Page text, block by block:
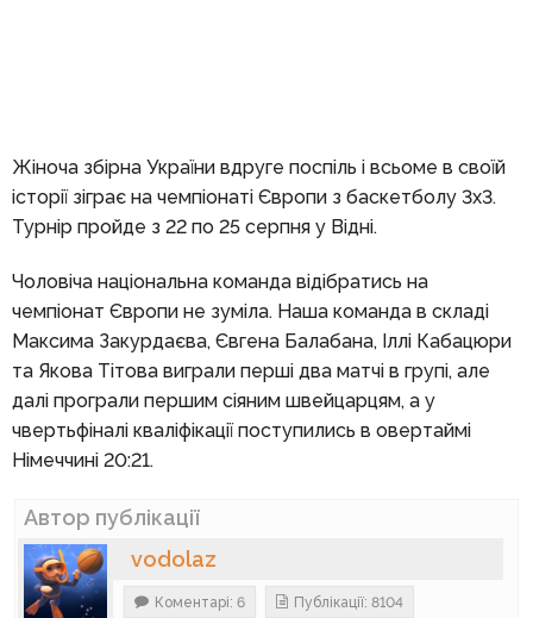
Жіноча збірна України вдруге поспіль і всьоме в своїй
історії зіграє на чемпіонаті Європи з баскетболу 3х3.
Турнір пройде з 22 по 25 серпня у Відні.
Чоловіча національна команда відібратись на
чемпіонат Європи не зуміла. Наша команда в складі
Максима Закурдаєва, Євгена Балабана, Іллі Кабацюри
та Якова Тітова виграли перші два матчі в групі, але
далі програли першим сіяним швейцарцям, а у
чвертьфіналі кваліфікації поступились в овертаймі
Німеччині 20:21.
Автор публікації
vodolaz
Коментарі: 6 Публікації: 8104